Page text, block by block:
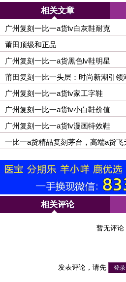
相关文章
广州复刻一比一a货lv白灰鞋耐克
莆田顶级和正品
广州复刻一比一a货黑色lv鞋明星
莆田复刻一比一头层：时尚新潮引领
广州复刻一比一a货lv家工字鞋
广州复刻一比一a货lv小白鞋价值
广州复刻一比一a货lv漫画特效鞋
一比一a货精品复刻茅台，高端a货
相关评论
暂无评论
发表评论，请先